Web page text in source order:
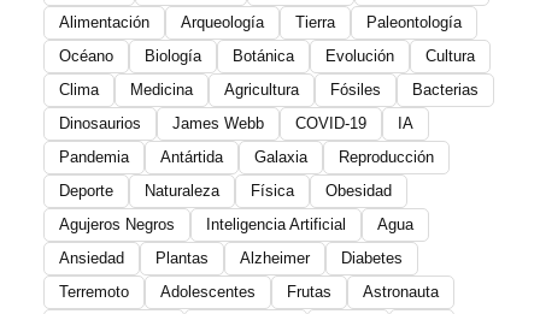
Alimentación
Arqueología Tierra
Paleontología
Océano
Biología Botánica Evolución
Cultura
Clima
Medicina Agricultura Fósiles
Bacterias
Dinosaurios
James Webb COVID-19
IA
Pandemia
Antártida Galaxia
Reproducción
Deporte
Naturaleza Física
Obesidad
Agujeros Negros
Inteligencia Artificial
Agua
Ansiedad
Plantas Alzheimer
Diabetes
Terremoto
Adolescentes Frutas
Astronauta